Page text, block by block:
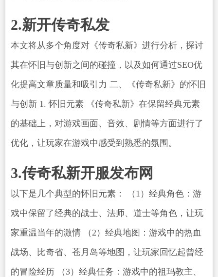
2.新开传奇私发
本文将从多个角度对《传奇私新》进行分析，探讨
其在怀旧与创新之间的碰撞，以及如何通过SEO优
化提高文章质量和吸引力 二、《传奇私新》的怀旧
与创新 1. 怀旧元素 《传奇私新》在保留经典元素
的基础上，对游戏画面、音效、剧情等方面进行了
优化，让玩家在游戏中感受到熟悉的氛围。
3.传奇私新开服发布网
以下是几个典型的怀旧元素： （1）经典角色：游
戏中保留了经典的战士、法师、道士等角色，让玩
家重温当年的激情 （2）经典地图：游戏中的热血
战场、比奇省、苍月岛等地图，让玩家回忆起曾经
的冒险经历 （3）经典任务：游戏中的祖玛教主、